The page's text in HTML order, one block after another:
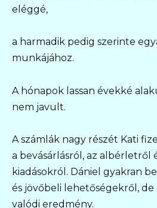
eléggé,
a harmadik pedig szerinte
munkájához.
A hónapok lassan évekké
nem javult.
A számlák nagy részét Kati
a bevásárlásról, az albérletről
kiadásokról. Dániel gyakran
és jövőbeli lehetőségekről,
valódi eredmény.